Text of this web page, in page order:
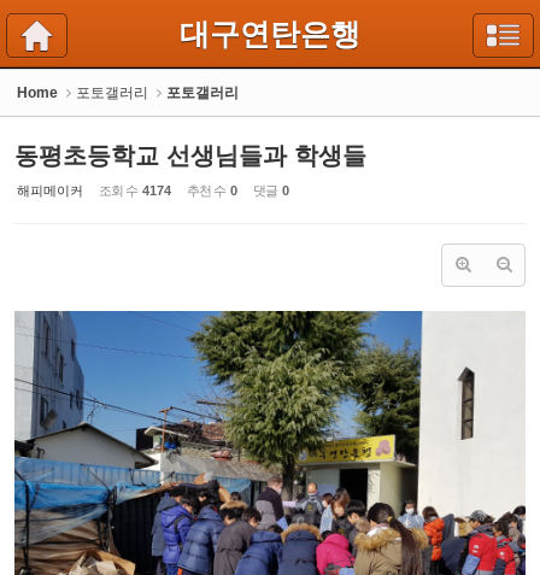
대구연탄은행
Home 포토갤러리 포토갤러리
동평초등학교 선생님들과 학생들
해피메이커 조회 수 4174 추천 수 0 댓글 0